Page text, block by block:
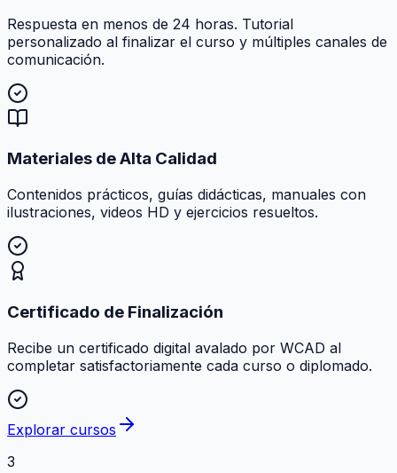
Respuesta en menos de 24 horas. Tutorial
personalizado al finalizar el curso y múltiples canales de
comunicación.
Materiales de Alta Calidad
Contenidos prácticos, guías didácticas, manuales con
ilustraciones, videos HD y ejercicios resueltos.
Certificado de Finalización
Recibe un certificado digital avalado por WCAD al
completar satisfactoriamente cada curso o diplomado.
Explorar cursos
3